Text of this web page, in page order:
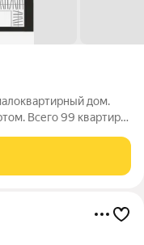
дом.
Всего 99 квартир!
Комплекс